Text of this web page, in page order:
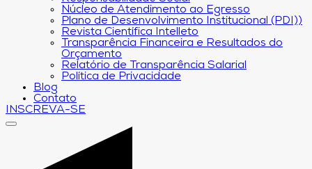
Núcleo de Atendimento ao Egresso
Plano de Desenvolvimento Institucional (PDI))
Revista Científica Intelleto
Transparência Financeira e Resultados do
Orçamento
Relatório de Transparência Salarial
Política de Privacidade
Blog
Contato
INSCREVA-SE